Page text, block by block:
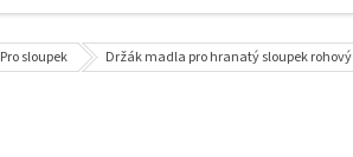
Pro sloupek Držák madla pro hranatý sloupek rohový